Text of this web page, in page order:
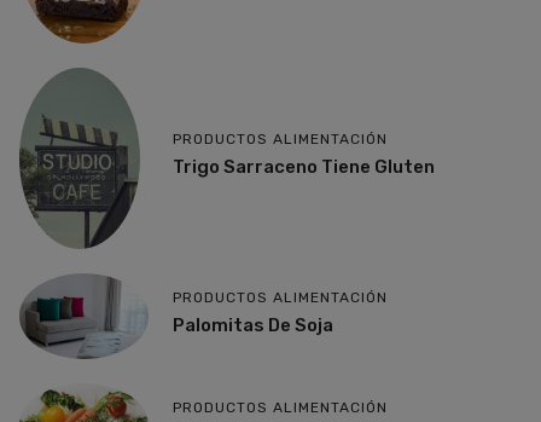
PRODUCTOS ALIMENTACIÓN
Trigo Sarraceno Tiene Gluten
PRODUCTOS ALIMENTACIÓN
Palomitas De Soja
PRODUCTOS ALIMENTACIÓN